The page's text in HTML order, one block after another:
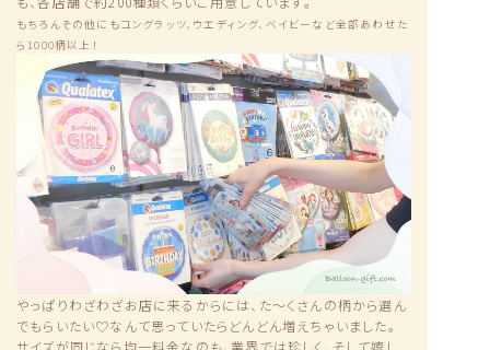
もちろんその他にもコングラッツ、ウエディング、ベイビーなど全部あわせた
ら1000柄以上！
やっぱりわざわざお店に来るからには、た〜くさんの柄から選ん
でもらいたい♡なんて思っていたらどんどん増えちゃいました。